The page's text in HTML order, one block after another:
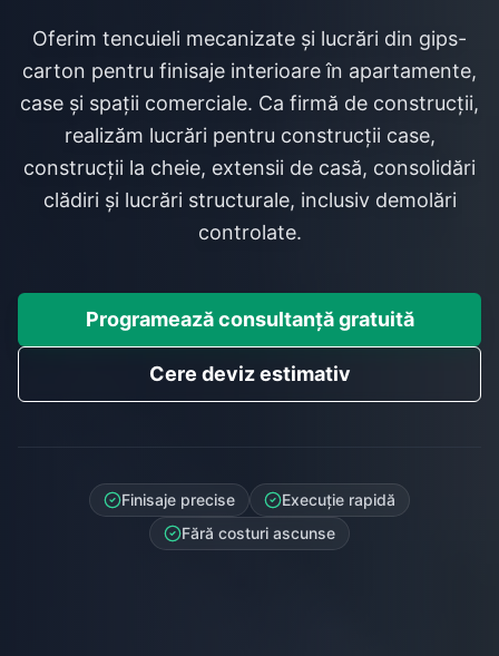
Oferim tencuieli mecanizate și lucrări din gips-
carton pentru finisaje interioare în apartamente,
case și spații comerciale. Ca firmă de construcții,
realizăm lucrări pentru construcții case,
construcții la cheie, extensii de casă, consolidări
clădiri și lucrări structurale, inclusiv demolări
controlate.
Programează consultanță gratuită
Cere deviz estimativ
Finisaje precise
Execuție rapidă
Fără costuri ascunse